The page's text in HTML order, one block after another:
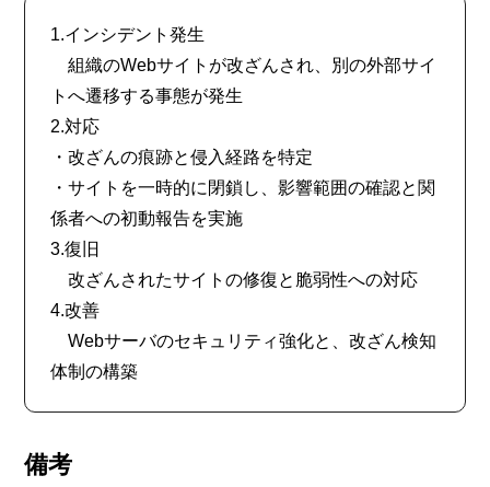
1.インシデント発生
組織のWebサイトが改ざんされ、別の外部サイ
トへ遷移する事態が発生
2.対応
・改ざんの痕跡と侵入経路を特定
・サイトを一時的に閉鎖し、影響範囲の確認と関
係者への初動報告を実施
3.復旧
改ざんされたサイトの修復と脆弱性への対応
4.改善
Webサーバのセキュリティ強化と、改ざん検知
体制の構築
備考